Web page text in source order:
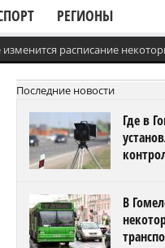
РЕГИОНЫ
изменится расписание
Последние новости
Где в
В